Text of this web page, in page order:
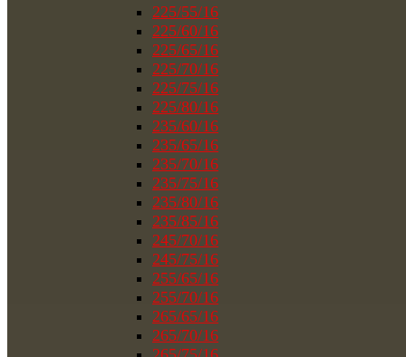
225/55/16
225/60/16
225/65/16
225/70/16
225/75/16
225/80/16
235/60/16
235/65/16
235/70/16
235/75/16
235/80/16
235/85/16
245/70/16
245/75/16
255/65/16
255/70/16
265/65/16
265/70/16